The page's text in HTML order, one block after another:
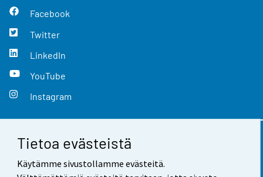
Tietoa evästeistä
Käytämme sivustollamme evästeitä.
Facebook
Twitter
LinkedIn
YouTube
Instagram
Yhteystiedot
Palaute